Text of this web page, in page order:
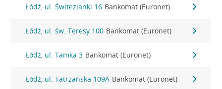
Łódź, ul. Świtezianki 16 Bankomat (Euronet)
Łódź, ul. św. Teresy 100 Bankomat (Euronet)
Łódź, ul. Tamka 3 Bankomat (Euronet)
Łódź, ul. Tatrzańska 109A Bankomat (Euronet)